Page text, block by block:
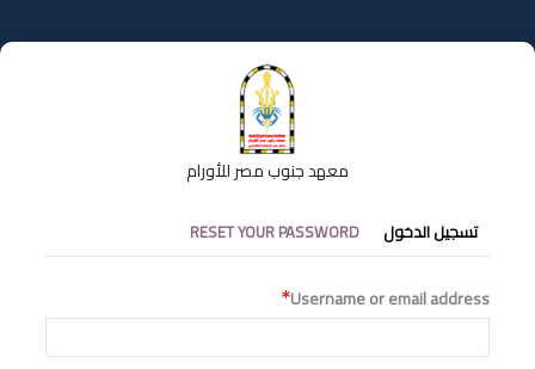
إلى
المحتوى
معهد جنوب مصر للأورام
التبويبات
الأساسية
تسجيل الدخول RESET YOUR PASSWORD
Username or email address